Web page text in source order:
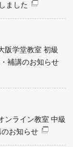
ました
阪学堂教室 初級
補講のお知らせ
ンライン教室 中級
お知らせ